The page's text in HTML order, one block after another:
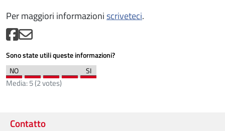
Per maggiori informazioniscriveteci.
Sono state utili queste informazioni?
Media:5(2votes)
Contatto